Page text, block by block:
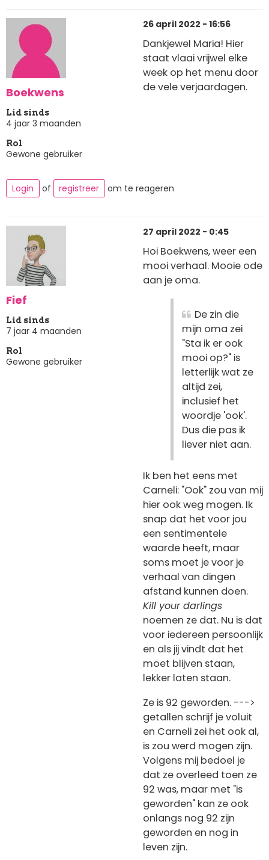
Boekwens
Lid sinds
4 jaar 3 maanden
Rol
Gewone gebruiker
26 april 2022 - 16:56
Dankjewel Maria! Hier
staat vlaai vrijwel elke
week op het menu door
de vele verjaardagen.
Login of registreer om te reageren
Fief
Lid sinds
7 jaar 4 maanden
Rol
Gewone gebruiker
27 april 2022 - 0:45
Hoi Boekwens, weer een
mooi verhaal. Mooie ode
aan je oma.
De zin die
mijn oma zei
"Sta ik er ook
mooi op?" is
letterlijk wat ze
altijd zei,
inclusief het
woordje 'ook'.
Dus die pas ik
liever niet aan.
Ik ben het eens met
Carneli: "Ook" zou van mij
hier ook weg mogen. Ik
snap dat het voor jou
een sentimentele
waarde heeft, maar
soms moet je voor je
verhaal van dingen
afstand kunnen doen.
Kill your darlings
noemen ze dat. Nu is dat
voor iedereen persoonlijk
en als jij vindt dat het
moet blijven staan,
lekker laten staan.
Ze is 92 geworden. --->
getallen schrijf je voluit
en Carneli zei het ook al,
is zou werd mogen zijn.
Volgens mij bedoel je
dat ze overleed toen ze
92 was, maar met "is
geworden" kan ze ook
onlangs nog 92 zijn
geworden en nog in
leven zijn.